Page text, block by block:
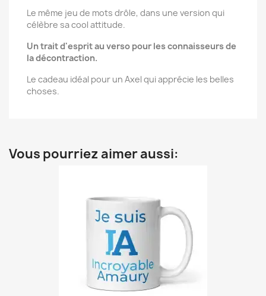
Le même jeu de mots drôle, dans une version qui
célèbre sa cool attitude.
Un trait d'esprit au verso pour les connaisseurs de
la décontraction.
Le cadeau idéal pour un Axel qui apprécie les belles
choses.
Vous pourriez aimer aussi: